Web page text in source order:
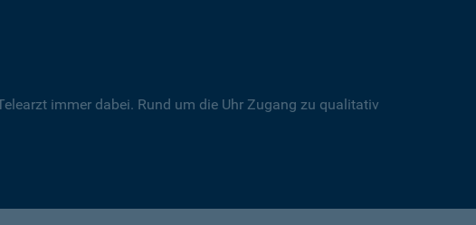
immer dabei. Rund um die Uhr Zugang zu qualitativ